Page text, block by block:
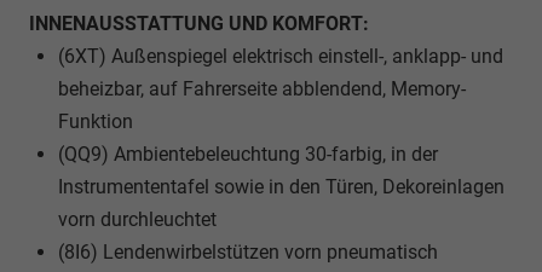
INNENAUSSTATTUNG UND KOMFORT:
(6XT) Außenspiegel elektrisch einstell-, anklapp- und
beheizbar, auf Fahrerseite abblendend, Memory-
Funktion
(QQ9) Ambientebeleuchtung 30-farbig, in der
Instrumententafel sowie in den Türen, Dekoreinlagen
vorn durchleuchtet
(8I6) Lendenwirbelstützen vorn pneumatisch